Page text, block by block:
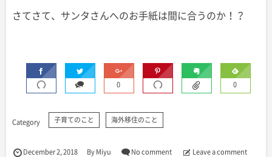
さてさて、サンタさんへのお手紙は間に合うのか！？
0 0
子育てのこと 海外移住のこと
December2,2018 ByMiyu No comment Leave a comment